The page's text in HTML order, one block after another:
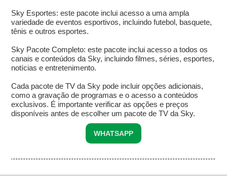
Sky Esportes: este pacote inclui acesso a uma ampla
variedade de eventos esportivos, incluindo futebol, basquete,
tênis e outros esportes.
Sky Pacote Completo: este pacote inclui acesso a todos os
canais e conteúdos da Sky, incluindo filmes, séries, esportes,
notícias e entretenimento.
Cada pacote de TV da Sky pode incluir opções adicionais,
como a gravação de programas e o acesso a conteúdos
exclusivos. É importante verificar as opções e preços
disponíveis antes de escolher um pacote de TV da Sky.
WHATSAPP